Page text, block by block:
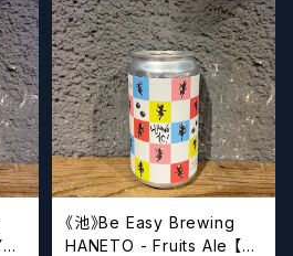
《池》Be Easy Brewing
HANETO - Fruits Ale 【ク